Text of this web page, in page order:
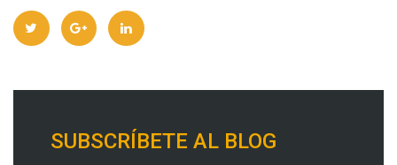
SUBSCRÍBETE AL BLOG